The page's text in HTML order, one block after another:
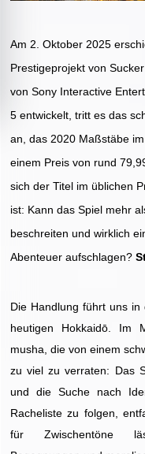
Am 2. Oktober 2025
Prestigeprojekt von
von Sony Interactive
5 entwickelt, tritt es das
an, das 2020 Maßstäbe
einem Preis von rund
sich der Titel im üblichen
ist: Kann das Spiel mehr
beschreiten und wirklich
Abenteuer aufschlagen?
Die Handlung führt uns
heutigen Hokkaidō. Im
musha, die von einem
zu viel zu verraten: Das
und die Suche nach
Racheliste zu folgen,
für Zwischentöne